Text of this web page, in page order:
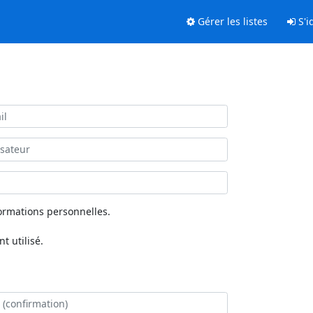
Gérer les listes
personnelles.
utilisé.